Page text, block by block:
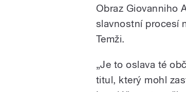
Obraz Giovanniho
slavnostní procesí
Temži.
„Je to oslava té
titul, který mohl